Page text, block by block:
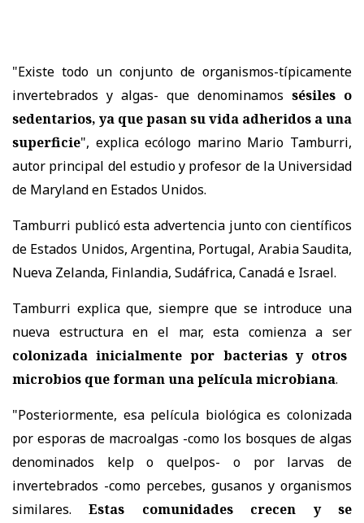
"Existe todo un conjunto de organismos-típicamente
invertebrados y algas- que denominamos sésiles o
sedentarios, ya que pasan su vida adheridos a una
superficie", explica ecólogo marino Mario Tamburri,
autor principal del estudio y profesor de la Universidad
de Maryland en Estados Unidos.
Tamburri publicó esta advertencia junto con científicos
de Estados Unidos, Argentina, Portugal, Arabia Saudita,
Nueva Zelanda, Finlandia, Sudáfrica, Canadá e Israel.
Tamburri explica que, siempre que se introduce una
nueva estructura en el mar, esta comienza a ser
colonizada inicialmente por bacterias y otros
microbios que forman una película microbiana.
"Posteriormente, esa película biológica es colonizada
por esporas de macroalgas -como los bosques de algas
denominados kelp o quelpos- o por larvas de
invertebrados -como percebes, gusanos y organismos
similares.Estas comunidades crecen y se